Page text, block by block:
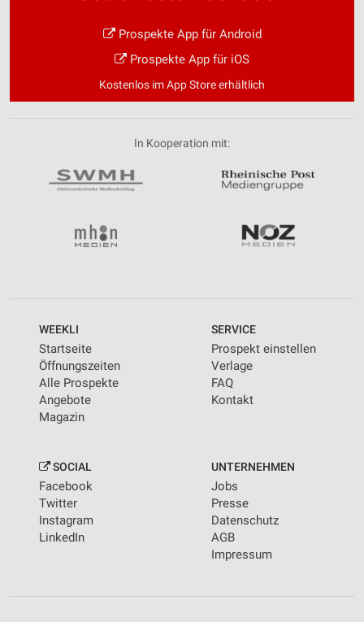
Prospekte App für Android
Prospekte App für iOS
Kostenlos im App Store erhältlich
In Kooperation mit:
WEEKLI
Startseite
Öffnungszeiten
Alle Prospekte
Angebote
Magazin
SERVICE
Prospekt einstellen
Verlage
FAQ
Kontakt
SOCIAL
Facebook
Twitter
Instagram
LinkedIn
UNTERNEHMEN
Jobs
Presse
Datenschutz
AGB
Impressum